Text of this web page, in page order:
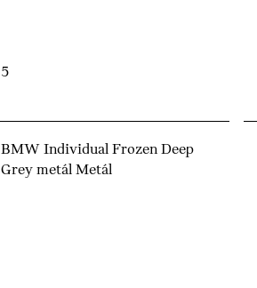
5
BMW Individual Frozen Deep
Grey metál Metál